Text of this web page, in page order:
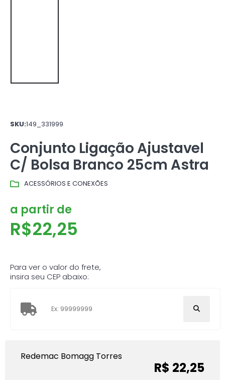
SKU:149_331999
Conjunto Ligação Ajustavel
C/ Bolsa Branco 25cm Astra
ACESSÓRIOS E CONEXÕES
a partir de
R$22,25
Para ver o valor do frete,
insira seu CEP abaixo:
Redemac Bomagg Torres
R$ 22,25